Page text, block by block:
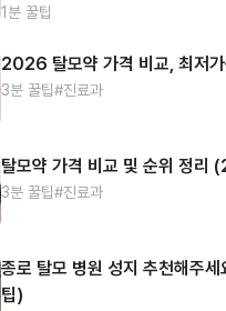
1분 꿀팁
2026 탈모약 가격 비교, 최저
3분 꿀팁#진료과
탈모약 가격 비교 및 순위 정리
3분 꿀팁#진료과
종로 탈모 병원 성지 추천해주
팁)